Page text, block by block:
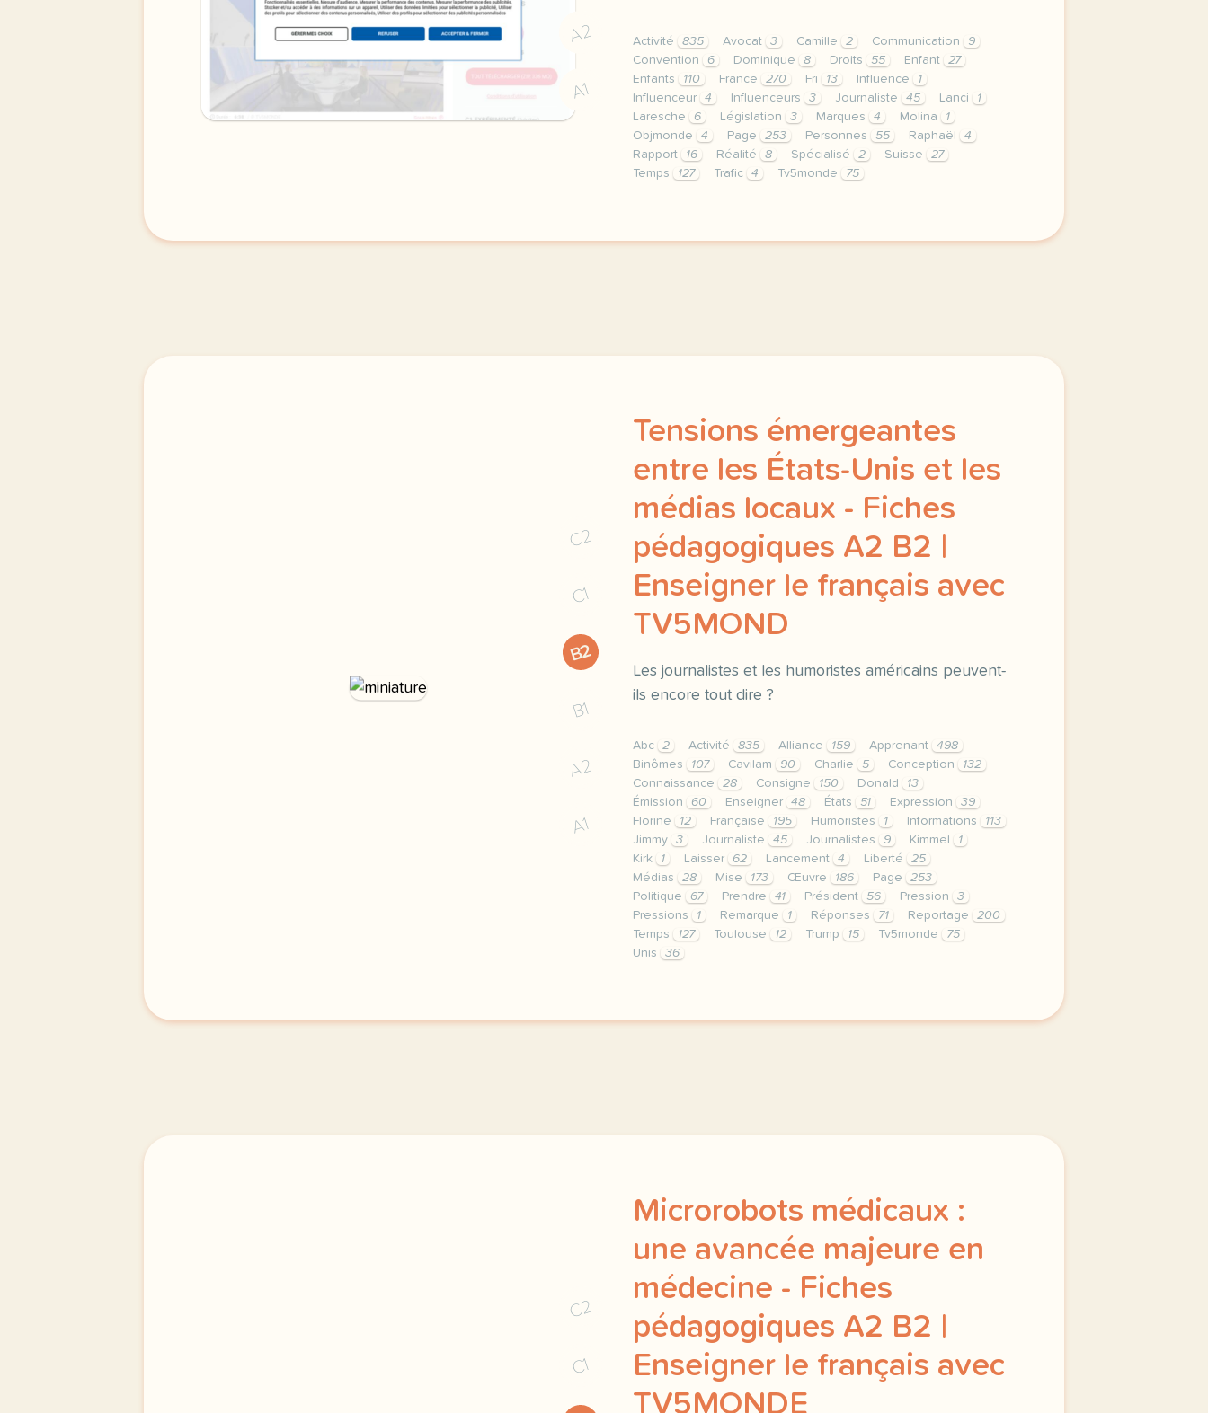
A2
A1
Activité 835 Avocat 3 Camille 2 Communication
9
Convention
6 Dominique 8 Droits 55 Enfant
27
Enfants
110 France 270 Fri 13 Influence
1
Influenceur
4 Influenceurs 3 Journaliste 45 Lanci
1
Laresche
6 Législation 3 Marques 4 Molina
1
Objmonde
4 Page 253 Personnes 55 Raphaël
4
Rapport
16 Réalité 8 Spécialisé 2 Suisse
27
Temps
127 Trafic 4 Tv5monde 75
C2
C1
B2
B1
A2
A1
Tensions émergeantes
entre les États-Unis et les
médias locaux - Fiches
pédagogiques A2 B2 |
Enseigner le français avec
TV5MOND
Les journalistes et les humoristes américains peuvent-
ils encore tout dire ?
Abc 2 Activité 835 Alliance 159 Apprenant
498
Binômes
107 Cavilam 90 Charlie 5 Conception
132
Connaissance
28 Consigne 150 Donald
13
Émission
60 Enseigner 48 États 51 Expression
39
Florine
12 Française 195 Humoristes 1 Informations
113
Jimmy
3 Journaliste 45 Journalistes 9 Kimmel
1
Kirk
1 Laisser 62 Lancement 4 Liberté
25
Médias
28 Mise 173 Œuvre 186 Page
253
Politique
67 Prendre 41 Président 56 Pression
3
Pressions
1 Remarque 1 Réponses 71 Reportage
200
Temps
127 Toulouse 12 Trump 15 Tv5monde
75
Unis
36
C2
C1
Microrobots médicaux :
une avancée majeure en
médecine - Fiches
pédagogiques A2 B2 |
Enseigner le français avec
TV5MONDE